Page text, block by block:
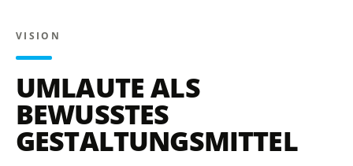
VISION
UMLAUTE ALS
BEWUSSTES
GESTALTUNGSMITTEL